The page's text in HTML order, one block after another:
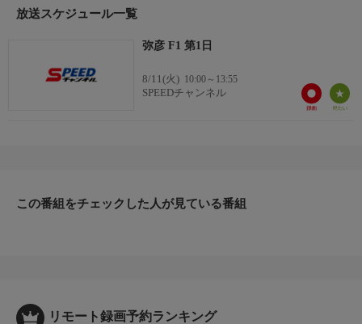
放送スケジュール一覧
弥彦 F1 第1日
8/11(火) 10:00～13:55
SPEEDチャンネル
この番組をチェックした人が見ている番組
リモート録画予約ランキング